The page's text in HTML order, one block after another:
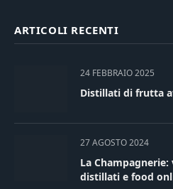
ARTICOLI RECENTI
24 FEBBRAIO 2025
Distillati di frutta
27 AGOSTO 2024
La
distillati e food